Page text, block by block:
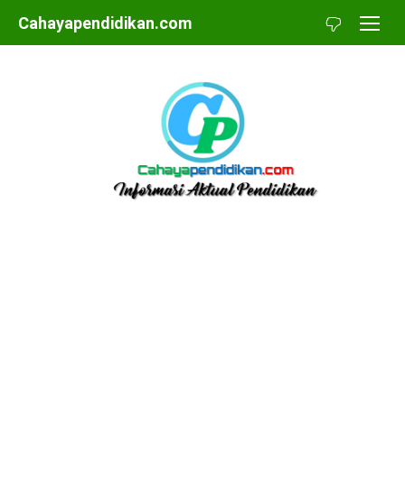
Skip
to
Cahayapendidikan.com